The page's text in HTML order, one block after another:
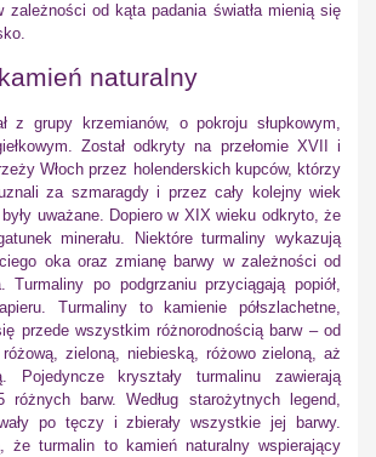
zależności od kąta padania światła mienią się
naturalny
z grupy krzemianów, o pokroju słupkowym,
Został odkryty na przełomie XVII i
Włoch przez holenderskich kupców, którzy
za szmaragdy i przez cały kolejny wiek
uważane. Dopiero w XIX wieku odkryto, że
minerału. Niektóre turmaliny wykazują
oka oraz zmianę barwy w zależności od
Turmaliny po podgrzaniu przyciągają popiół,
Turmaliny to kamienie półszlachetne,
przede wszystkim różnorodnością barw – od
zieloną, niebieską, różowo zieloną, aż
Pojedyncze kryształy turmalinu zawierają
różnych barw. Według starożytnych legend,
po tęczy i zbierały wszystkie jej barwy.
że turmalin to kamień naturalny wspierający